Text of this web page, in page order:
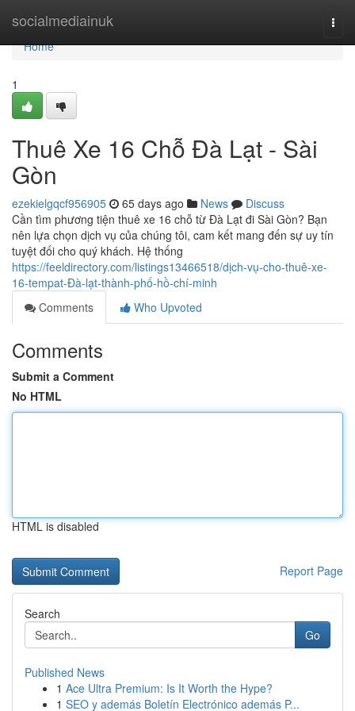
socialmediainuk
Home
Home
1
Thuê Xe 16 Chỗ Đà Lạt - Sài
Gòn
ezekielgqcf956905 65 days ago News
Discuss
Cần tìm phương tiện thuê xe 16 chỗ từ Đà Lạt đi Sài Gòn? Bạn
nên lựa chọn dịch vụ của chúng tôi, cam kết mang đến sự uy tín
tuyệt đối cho quý khách. Hệ thống
https://feeldirectory.com/listings13466518/dịch-vụ-cho-thuê-xe-
16-tempat-Đà-lạt-thành-phố-hồ-chí-minh
Comments
Who Upvoted
Comments
Submit a Comment
No HTML
HTML is disabled
Report Page
Search
Go
Published News
1 Ace Ultra Premium: Is It Worth the Hype?
1 SEO y además Boletín Electrónico además P...